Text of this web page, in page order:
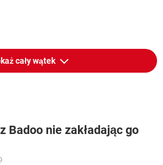
cały wątek
Badoo nie zakładając go